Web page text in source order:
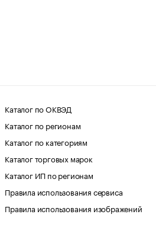
Каталог по ОКВЭД
Каталог по регионам
Каталог по категориям
Каталог торговых марок
Каталог ИП по регионам
Правила использования сервиса
Правила использования изображений